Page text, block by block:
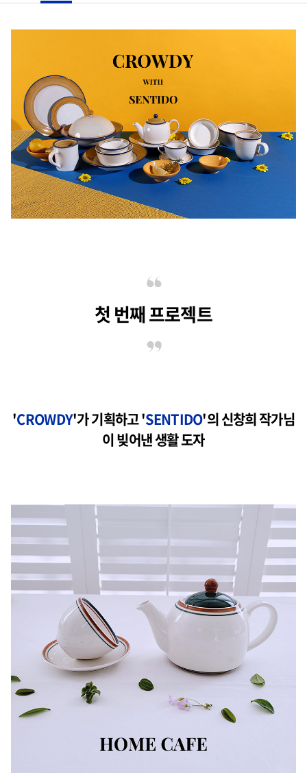
첫 번째 프로젝트
'CROWDY'가 기획하고'SENTIDO'의신창희 작가님
이 빚어낸생활 도자